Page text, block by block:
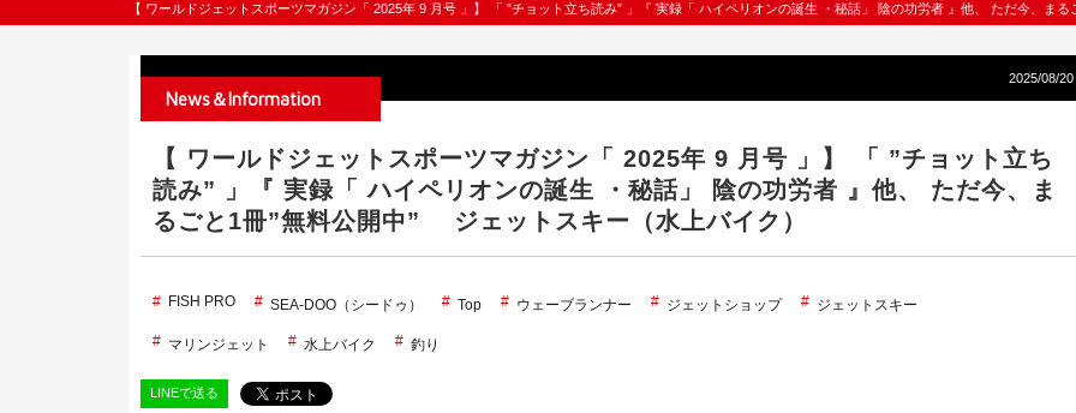
【 ワールドジェットスポーツマガジン「 2025年 9 月号 」】 「 ”チョット立ち読み” 」『 実録「 ハイペリオンの誕生 ・秘話」 陰の功労者 』他、 ただ今、
2025/08/20
News＆Information
【 ワールドジェットスポーツマガジン「 2025年 9 月号 」】 「 ”チョット立ち
読み” 」『 実録「 ハイペリオンの誕生 ・秘話」 陰の功労者 』他、 ただ今、ま
るごと1冊”無料公開中” ジェットスキー（水上バイク）
FISH PRO SEA-DOO（シードゥ） Top ウェーブランナー ジェットショップ ジェットスキー
マリンジェット 水上バイク 釣り
LINEで送る